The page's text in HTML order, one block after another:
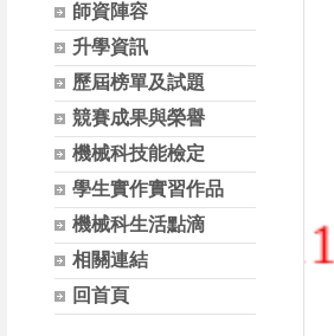
師資陣容
升學資訊
歷屆榜單及試題
競賽成果與榮譽
機械科技能檢定
學生實作實習作品
機械科生活點滴
相關連結
回首頁
114年